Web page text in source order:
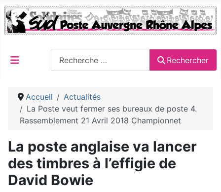
Rechercher
Accueil
Actualités
La Poste veut fermer ses bureaux de poste 4.
Rassemblement 21 Avril 2018 Championnet
La poste anglaise va lancer
des timbres à l’effigie de
David Bowie